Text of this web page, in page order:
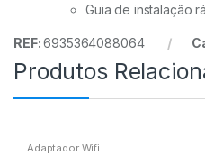
Guia de instalação
REF:6935364088064
Produtos
Adaptador Wifi